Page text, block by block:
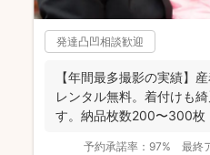
発達凸凹相談歓迎
【年間最多撮影の実績】
レンタル無料。着付けも
す。納品枚数200〜300枚
予約承諾率： 97% 最終